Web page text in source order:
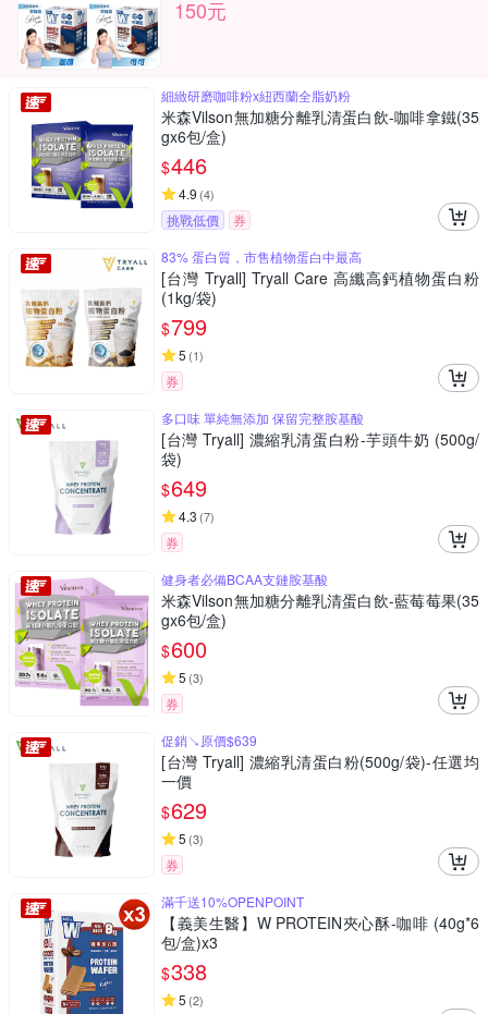
150元
細緻研磨咖啡粉x紐西蘭全脂奶粉
米森Vilson無加糖分離乳清蛋白飲-咖啡拿鐵(35
gx6包/盒)
$446
4.9 (4)
挑戰低價
券
83% 蛋白質，市售植物蛋白中最高
[台灣 Tryall] Tryall Care 高纖高鈣植物蛋白粉
(1kg/袋)
$799
5 (1)
券
多口味 單純無添加 保留完整胺基酸
[台灣 Tryall] 濃縮乳清蛋白粉-芋頭牛奶 (500g/
袋)
$649
4.3 (7)
券
健身者必備BCAA支鏈胺基酸
米森Vilson無加糖分離乳清蛋白飲-藍莓莓果(35
gx6包/盒)
$600
5 (3)
券
促銷↘原價$639
[台灣 Tryall] 濃縮乳清蛋白粉(500g/袋)-任選均
一價
$629
5 (3)
券
滿千送10%OPENPOINT
【義美生醫】W PROTEIN夾心酥-咖啡 (40g*6
包/盒)x3
$338
5 (2)